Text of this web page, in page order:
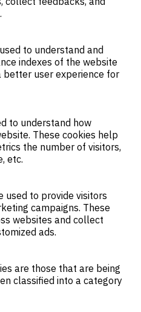
to understand and
indexes of the website
better user experience for
to understand how
These cookies help
the number of visitors,
etc.
used to provide visitors
campaigns. These
websites and collect
ads.
are those that are being
classified into a category